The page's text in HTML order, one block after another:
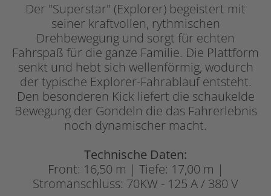
Der "Superstar" (Explorer) begeistert mit
seiner kraftvollen, rythmischen
Drehbewegung und sorgt für echten
Fahrspaß für die ganze Familie. Die Plattform
senkt und hebt sich wellenförmig, wodurch
der typische Explorer-Fahrablauf entsteht.
Den besonderen Kick liefert die schaukelde
Bewegung der Gondeln die das Fahrerlebnis
noch dynamischer macht.
Technische Daten:
Front: 16,50 m | Tiefe: 17,00 m |
Stromanschluss: 70KW - 125 A / 380 V